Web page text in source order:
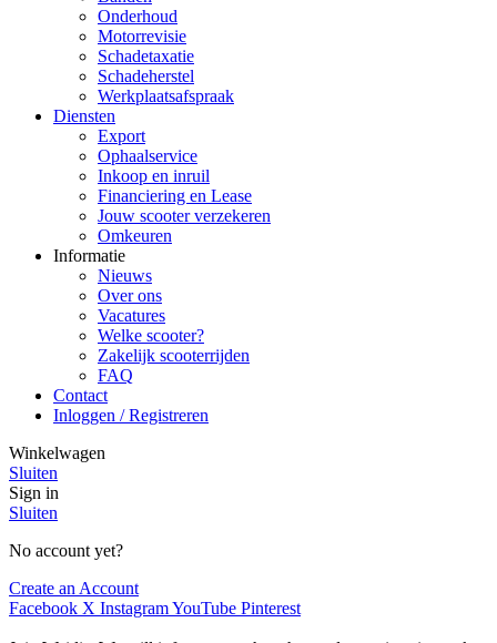
Onderhoud
Motorrevisie
Schadetaxatie
Schadeherstel
Werkplaatsafspraak
Diensten
Export
Ophaalservice
Inkoop en inruil
Financiering en Lease
Jouw scooter verzekeren
Omkeuren
Informatie
Nieuws
Over ons
Vacatures
Welke scooter?
Zakelijk scooterrijden
FAQ
Contact
Inloggen / Registreren
Winkelwagen
Sluiten
Sign in
Sluiten
No account yet?
Create an Account
Facebook X InstagramYouTube Pinterest